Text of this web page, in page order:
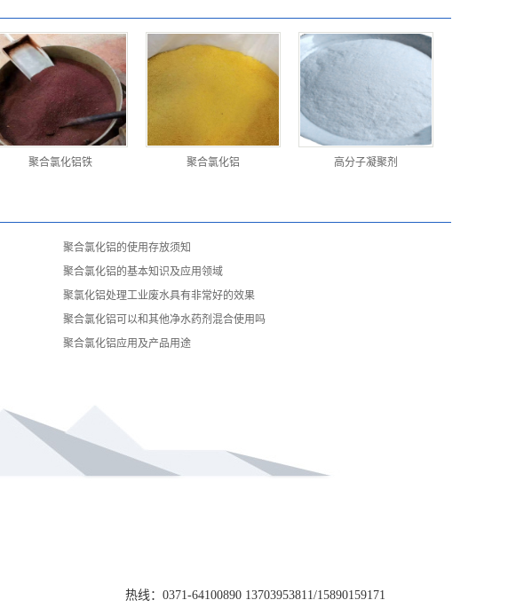
聚合氯化铝铁 聚合氯化铝 高分子凝聚剂
聚合氯化铝的使用存放须知
聚合氯化铝的基本知识及应用领域
聚氯化铝处理工业废水具有非常好的效果
聚合氯化铝可以和其他净水药剂混合使用吗
聚合氯化铝应用及产品用途
热线：0371-64100890 13703953811/15890159171